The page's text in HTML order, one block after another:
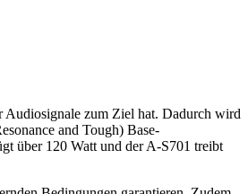
Audiosignale zum Ziel hat. Dadurch wird
and Tough) Base-
über 120 Watt und der A-S701 treibt